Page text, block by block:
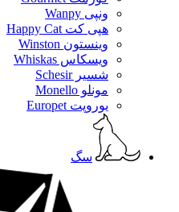
ونپی Wanpy
هپی کت Happy Cat
وینستون Winston
ویسکاس Whiskas
شسیر Schesir
مونلو Monello
یوروپت Europet
سگ